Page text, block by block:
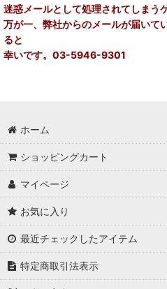
並び順:
迷惑メールとして処理されてしまう
万が一、弊社からのメールが届いて
ると
幸いです。03-5946-9301
ホーム
ショッピングカート
マイページ
お気に入り
最近チェックしたアイテム
特定商取引法表示